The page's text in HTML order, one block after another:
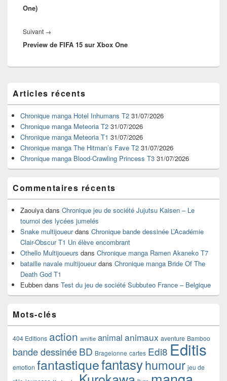
One)
Suivant →
suivant :
Preview de FIFA 15 sur Xbox One
principale
de
widget
pour
barre
latérale
Articles récents
Chronique manga Hotel Inhumans T2 31/07/2026
Chronique manga Meteoria T2 31/07/2026
Chronique manga Meteoria T1 31/07/2026
Chronique manga The Hitman’s Fave T2 31/07/2026
Chronique manga Blood-Crawling Princess T3 31/07/2026
Commentaires récents
Zaouiya dans Chronique jeu de société Jujutsu Kaisen – Le
tournoi des lycées jumelés
Snake multijoueurdans Chronique bande dessinée L’Académie
Clair-Obscur T1 Un élève encombrant
Othello Multijoueurs dans Chronique manga Ramen Akaneko T7
bataille navale multijoueurdans Chronique manga Bride Of The
Death God T1
Eubben dans Test du jeu de société Subbuteo France – Belgique
Mots-clés
404 Editions action amitie animal animaux aventure Bamboo
bande dessinéeBD Bragelonne cartes Edi8 Editis
emotion fantastiquefantasyhumour jeu de